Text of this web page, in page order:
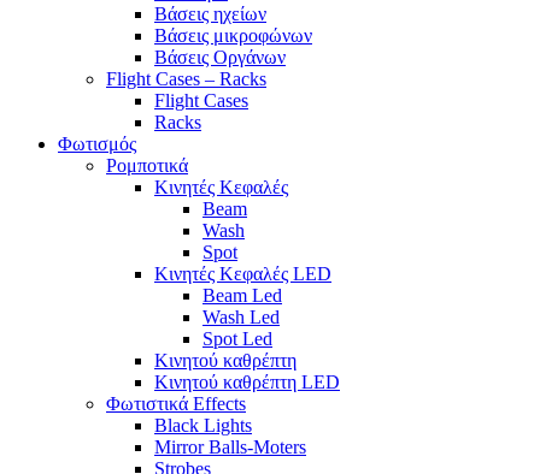
Βάσεις ηχείων
Βάσεις μικροφώνων
Βάσεις Οργάνων
Flight Cases – Racks
Flight Cases
Racks
Φωτισμός
Ρομποτικά
Κινητές Κεφαλές
Beam
Wash
Spot
Κινητές Κεφαλές LED
Beam Led
Wash Led
Spot Led
Κινητού καθρέπτη
Κινητού καθρέπτη LED
Φωτιστικά Effects
Black Lights
Mirror Balls-Moters
Strobes